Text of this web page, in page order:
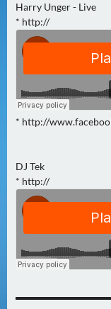
O
R
G
E
N
2
N
Ä
C
H
S
T
E
F
Harry Unger - Live
* http://
* http://
DJ Tek
* http://